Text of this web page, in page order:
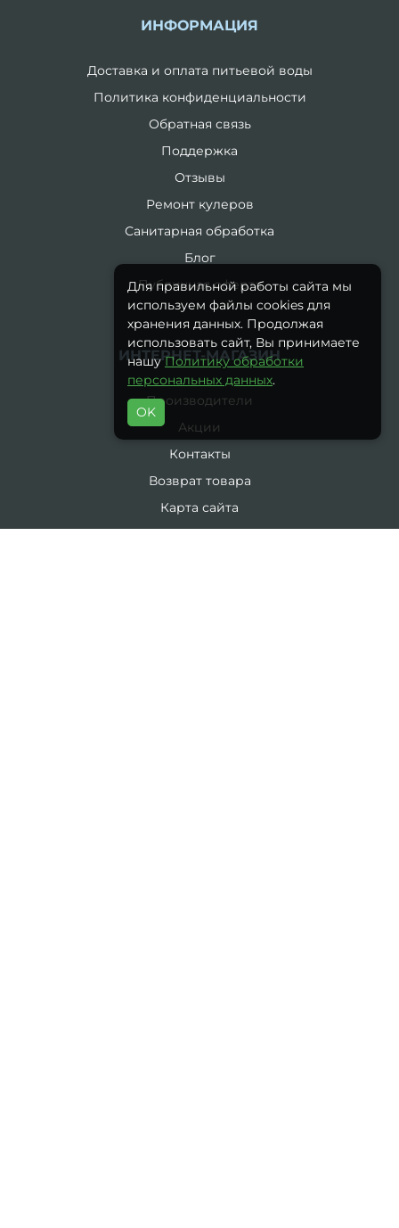
ИНФОРМАЦИЯ
Доставка и оплата питьевой воды
Политика конфиденциальности
Обратная связь
Поддержка
Отзывы
Ремонт кулеров
Санитарная обработка
Блог
Публичная оферта
ИНТЕРНЕТ-МАГАЗИН
Производители
Акции
Контакты
Возврат товара
Карта сайта
Каталог
Для правильной работы сайта мы
используем файлы cookies для
хранения данных. Продолжая
использовать сайт, Вы принимаете
нашуПолитику обработки
персональных данных.
OK